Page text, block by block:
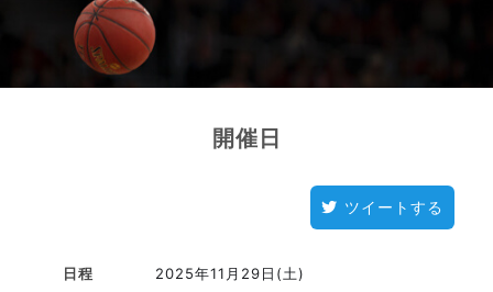
開催日
ツイートする
日程 2025年11月29日(土)